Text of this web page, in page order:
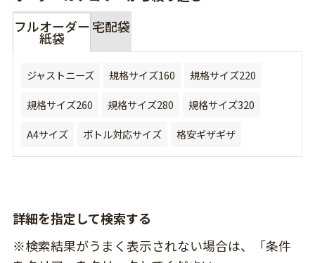
フルオーダー
紙袋
宅配袋
ジャストニーズ 規格サイズ160
規格サイズ220
規格サイズ260
規格サイズ280
規格サイズ320
A4サイズ
ボトル対応サイズ 格安ギザギザ
詳細を指定して検索する
※検索結果がうまく表示されない場合は、「条件